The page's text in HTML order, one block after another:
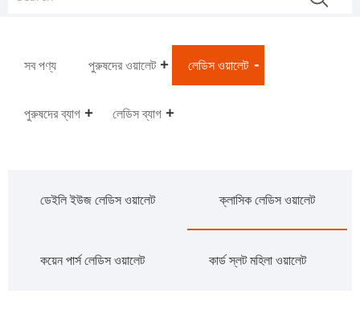
সব পণ্য পুরুষদের ওয়ালেট লেডিস ওয়ালেট
পুরুষদের ব্যাগ লেডিস ব্যাগ
ডেইলি ইউজ লেডিস ওয়ালেট ক্লাসিক লেডিস ওয়ালেট
কয়েন পার্স লেডিস ওয়ালেট কার্ড স্লট মহিলা ওয়ালেট